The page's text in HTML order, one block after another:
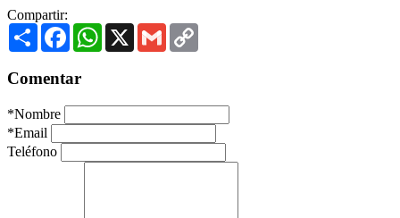
Compartir:
Share FacebookWhatsApp
X Gmail
Comentar
*Nombre
*Email
Teléfono